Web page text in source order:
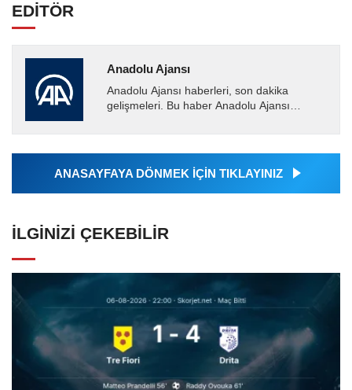
EDİTÖR
Anadolu Ajansı
Anadolu Ajansı haberleri, son dakika
gelişmeleri. Bu haber Anadolu Ajansı
tarafından geçilen tüm...
ANASAYFAYA DÖNMEK İÇİN TIKLAYINIZ
İLGINIZI ÇEKEBILIR